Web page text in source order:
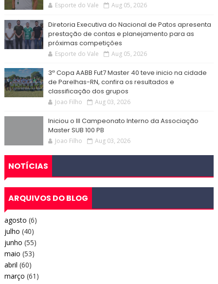
Esporte do Vale Aug 05, 2026
Diretoria Executiva do Nacional de Patos apresenta
prestação de contas e planejamento para as
próximas competições
Esporte do Vale Aug 05, 2026
3ª Copa AABB Fut7 Master 40 teve inicio na cidade
de Parelhas-RN, confira os resultados e
classificação dos grupos
Joao Filho Aug 03, 2026
Iniciou o III Campeonato Interno da Associação
Master SUB 100 PB
Joao Filho Aug 03, 2026
NOTÍCIAS
ARQUIVOS DO BLOG
agosto (6)
julho (40)
junho (55)
maio (53)
abril (60)
março (61)